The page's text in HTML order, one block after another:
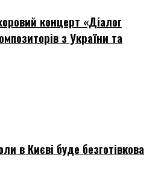
концерт «Діалог
з України та
в Києві буде безготівкова